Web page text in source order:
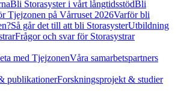
Bli Storasyster i vårt långtidsstödBli
Tjejzonen på Vårruset 2026Varför bli
Så går det till att bli StorasysterUtbildning
Frågor och svar för Storasystrar
med TjejzonenVåra samarbetspartners
publikationerForskningsprojekt & studier